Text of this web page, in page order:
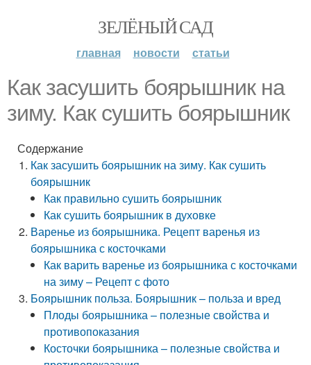
ЗЕЛЁНЫЙ САД
главная новости статьи
Как засушить боярышник на
зиму. Как сушить боярышник
Содержание
Как засушить боярышник на зиму. Как сушить
боярышник
Как правильно сушить боярышник
Как сушить боярышник в духовке
Варенье из боярышника. Рецепт варенья из
боярышника с косточками
Как варить варенье из боярышника с косточками
на зиму – Рецепт с фото
Боярышник польза. Боярышник – польза и вред
Плоды боярышника – полезные свойства и
противопоказания
Косточки боярышника – полезные свойства и